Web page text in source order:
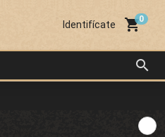
search
Identifícate local_grocery_store